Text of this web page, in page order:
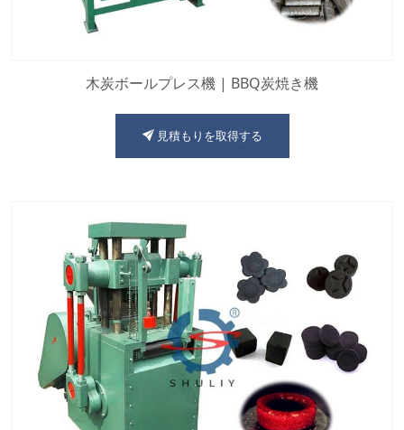
木炭ボールプレス機 | BBQ炭焼き機
見積もりを取得する